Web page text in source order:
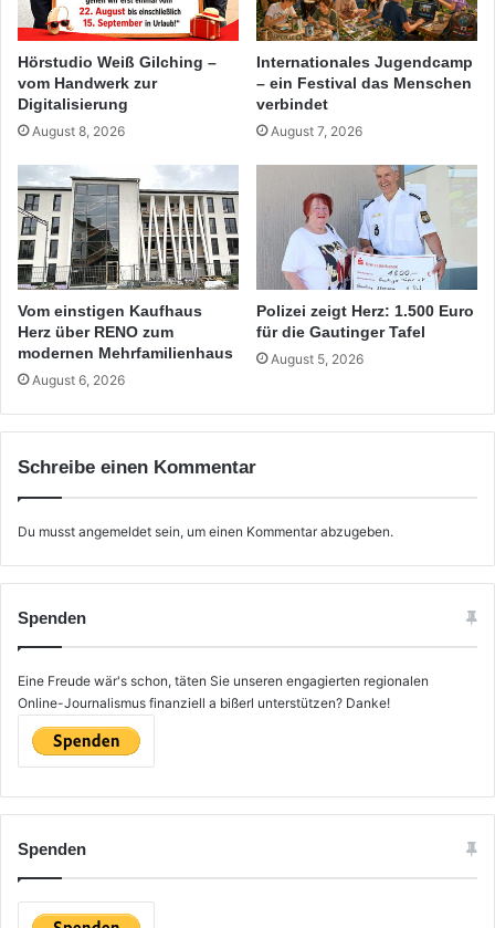
Hörstudio Weiß Gilching –
vom Handwerk zur
Digitalisierung
August 8, 2026
Internationales Jugendcamp
– ein Festival das Menschen
verbindet
August 7, 2026
Vom einstigen Kaufhaus
Herz über RENO zum
modernen Mehrfamilienhaus
August 6, 2026
Polizei zeigt Herz: 1.500 Euro
für die Gautinger Tafel
August 5, 2026
Schreibe einen Kommentar
Du musst angemeldet sein, um einen Kommentar abzugeben.
Spenden
Eine Freude wär's schon, täten Sie unseren engagierten regionalen
Online-Journalismus finanziell a bißerl unterstützen? Danke!
Spenden